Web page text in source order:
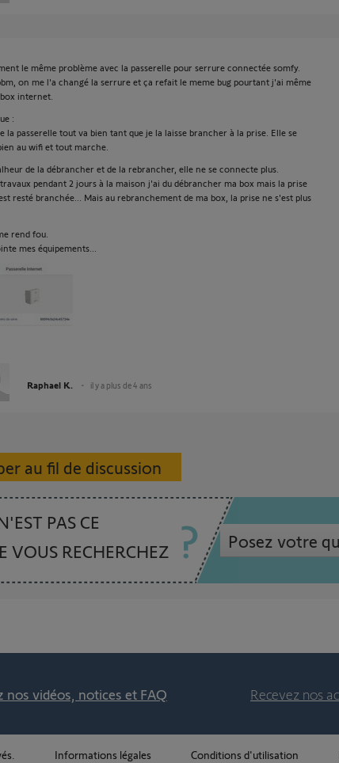
le même problème avec la passerelle pour serrure connectée somfy.
on me l'a changé la serrure et ça refait le meme bug pourtant j'ai même
internet.
:
la passerelle tout va bien tant que je la laisse brancher à la prise. Elle se
au wifi et tout marche.
de la débrancher et de la rebrancher, elle ne se connecte plus.
travaux pendant 2 jours à la maison j'ai du débrancher ma box mais la prise
resté branchée... Mais au rebranchement de ma box, la prise ne s'est plus
rend fou.
mes équipements...
Raphael K. il y a plus de 4 ans
au fil de discussion
PAS CE
VOUS RECHERCHEZ
Posez votre
nos vidéos, notices et FAQ Recevez nos
Informations légales Conditions d'utilisation